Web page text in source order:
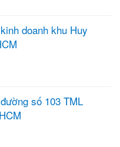
doanh khu Huy
số 103 TML